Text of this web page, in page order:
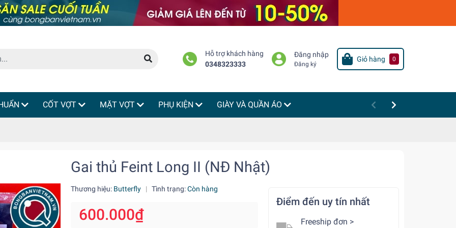
Hỗ trợ khách hàng
0348323333
Đăng nhập
Đăng ký
Giỏ hàng 0
CỐT VỢT MẶT VỢT PHỤ KIỆN GIÀY VÀ QUẦN ÁO
Gai thủ Feint Long II (NĐ Nhật)
Thương hiệu: Butterfly | Tình trạng:Còn hàng
600.000₫
Điểm đến uy tín nhất
Freeship đơn >